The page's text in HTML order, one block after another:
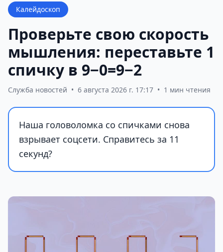
Калейдоскоп
Проверьте свою скорость
мышления: переставьте 1
спичку в 9−0=9−2
Служба новостей • 6 августа 2026 г. 17:17 • 1 мин чтения
Наша головоломка со спичками снова
взрывает соцсети. Справитесь за 11
секунд?